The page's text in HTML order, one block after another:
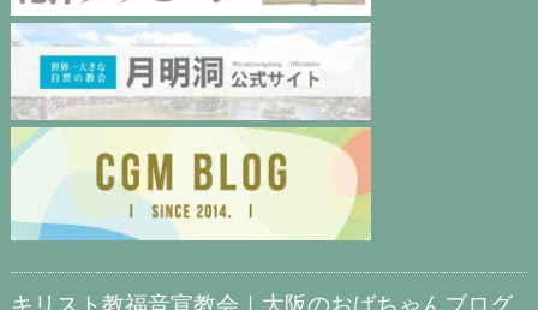
キリスト教福音宣教会｜大阪のおばちゃんブログ